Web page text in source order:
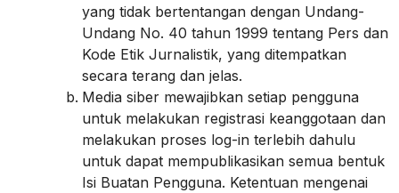
yang tidak bertentangan dengan Undang-
Undang No. 40 tahun 1999 tentang Pers dan
Kode Etik Jurnalistik, yang ditempatkan
secara terang dan jelas.
Media siber mewajibkan setiap pengguna
untuk melakukan registrasi keanggotaan dan
melakukan proses log-in terlebih dahulu
untuk dapat mempublikasikan semua bentuk
Isi Buatan Pengguna. Ketentuan mengenai